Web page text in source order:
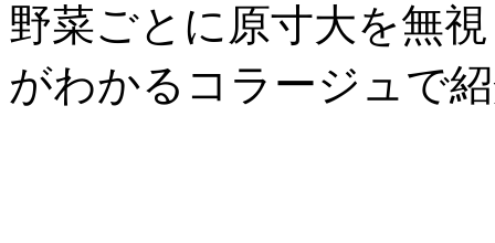
野菜ごとに原寸大を無
がわかるコラージュで